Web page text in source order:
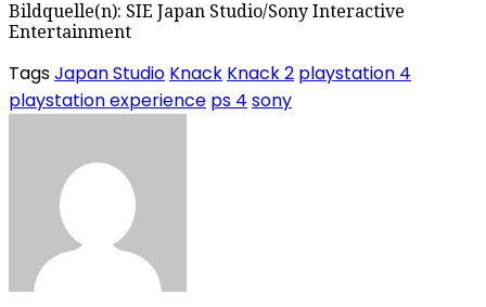
Bildquelle(n): SIE Japan Studio/Sony Interactive
Entertainment
TagsJapan Studio Knack Knack 2 playstation 4
playstation experience ps 4 sony